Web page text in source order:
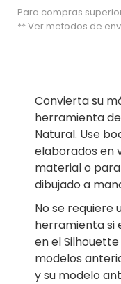
Para compras
** Ver metodos de
Convierta su
herramienta
Natural. Use
elaborados en
material o
dibujado a
No se requiere
herramienta si
en el
modelos
y su modelo